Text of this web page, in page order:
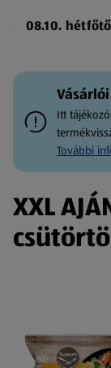
08.10.
Itt
További
XXL